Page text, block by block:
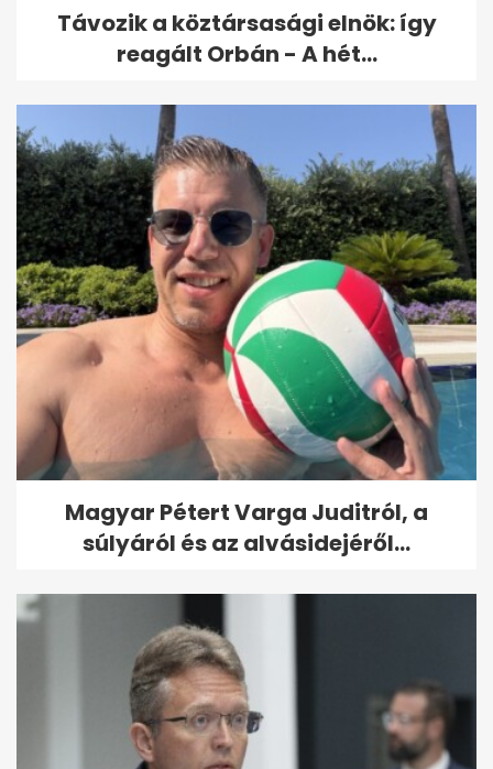
Távozik a köztársasági elnök: így
reagált Orbán - A hét...
Magyar Pétert Varga Juditról, a
súlyáról és az alvásidejéről...